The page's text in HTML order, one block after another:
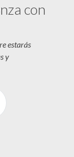
con
estarás
y